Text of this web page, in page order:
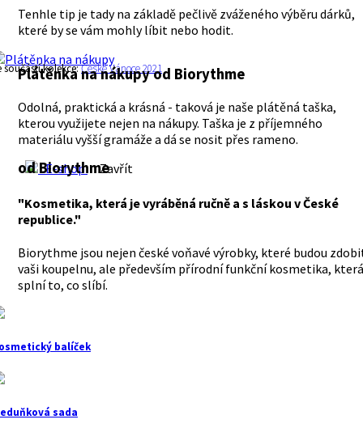
Tenhle tip je tady na základě pečlivě zváženého výběru dárků,
které by se vám mohly líbit nebo hodit.
součástí kolekce:České Vánoce 2021
Plátěnka na nákupyod Biorythme
Odolná, praktická a krásná - taková je naše plátěná taška,
kterou využijete nejen na nákupy. Taška je z příjemného
materiálu vyšší gramáže a dá se nosit přes rameno.
E-shop Zavřít
od Biorythme
"Kosmetika, která je vyráběná ručně a s láskou v České
republice."
Biorythme jsou nejen české voňavé výrobky, které budou
vaši koupelnu, ale především přírodní funkční kosmetika, která
splní to, co slíbí.
balíček
sada